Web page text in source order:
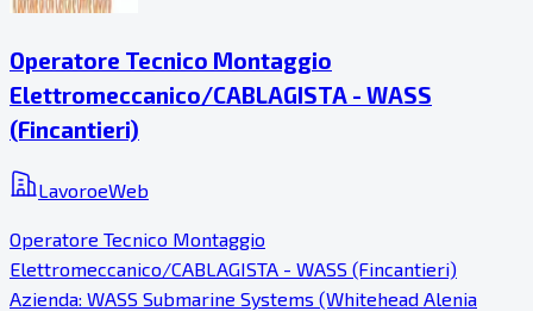
Operatore Tecnico Montaggio
Elettromeccanico/CABLAGISTA - WASS
(Fincantieri)
LavoroeWeb
Operatore Tecnico Montaggio
Elettromeccanico/CABLAGISTA - WASS (Fincantieri)
Azienda: WASS Submarine Systems (Whitehead Alenia